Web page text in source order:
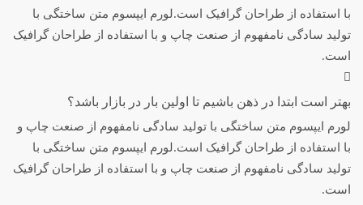
با استفاده از طراحان گرافیک است.لورم ایپسوم متن ساختگی با
تولید سادگی نامفهوم از صنعت چاپ و با استفاده از طراحان گرافیک
است.
بهتر است ابتدا در ذهن باشیم تا اولین بار در بازار باشد؟
لورم ایپسوم متن ساختگی با تولید سادگی نامفهوم از صنعت چاپ و
با استفاده از طراحان گرافیک است.لورم ایپسوم متن ساختگی با
تولید سادگی نامفهوم از صنعت چاپ و با استفاده از طراحان گرافیک
است.